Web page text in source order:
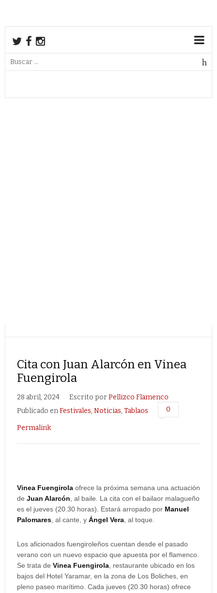
Cita con Juan Alarcón en Vinea
Fuengirola
28 abril, 2024 Escrito porPellizco Flamenco
Publicado enFestivales, Noticias, Tablaos 0
Permalink
Vinea Fuengirola ofrece la próxima semana una actuación
de Juan Alarcón , al baile. La cita con el bailaor malagueño
es el jueves (20.30 horas). Estará arropado por Manuel
Palomares , al cante, y Ángel Vera , al toque.
Los aficionados fuengiroleños cuentan desde el pasado
verano con un nuevo espacio que apuesta por el flamenco.
Se trata de Vinea Fuengirola , restaurante ubicado en los
bajos del Hotel Yaramar, en la zona de Los Boliches, en
pleno paseo marítimo. Cada jueves (20.30 horas) ofrece